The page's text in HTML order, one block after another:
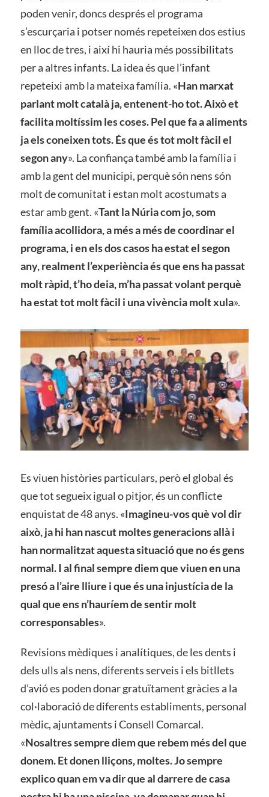
poden venir, doncs després el programa
s’escurçaria i potser només repeteixen dos estius
en lloc de tres, i així hi hauria més possibilitats
per a altres infants. La idea és que l’infant
repeteixi amb la mateixa família. «Han marxat
parlant molt català ja, entenent-ho tot. Això et
facilita moltíssim les coses. Pel que fa a aliments
ja els coneixen tots. És que és tot molt fàcil el
segon any». La confiança també amb la família i
amb la gent del municipi, perquè són nens són
molt de comunitat i estan molt acostumats a
estar amb gent. «Tant la Núria com jo, som
família acollidora, a més a més de coordinar el
programa, i en els dos casos ha estat el segon
any, realment l’experiència és que ens ha passat
molt ràpid, t’ho deia, m’ha passat volant perquè
ha estat tot molt fàcil i una vivència molt xula».
Es viuen històries particulars, però el global és
que tot segueix igual o pitjor, és un conflicte
enquistat de 48 anys. «Imagineu-vos què vol dir
això, ja hi han nascut moltes generacions allà i
han normalitzat aquesta situació que no és gens
normal. I al final sempre diem que viuen en una
presó a l’aire lliure i que és una injustícia de la
qual que ens n’hauríem de sentir molt
corresponsables».
Revisions mèdiques i analítiques, de les dents i
dels ulls als nens, diferents serveis i els bitllets
d’avió es poden donar gratuïtament gràcies a la
col·laboració de diferents establiments, personal
mèdic, ajuntaments i Consell Comarcal.
«Nosaltres sempre diem que rebem més del que
donem. Et donen lliçons, moltes. Jo sempre
explico quan em va dir que al darrere de casa